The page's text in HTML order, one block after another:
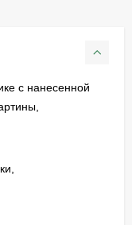
с нанесенной